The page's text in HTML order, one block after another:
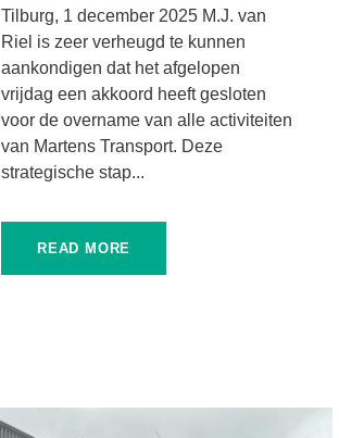
Tilburg, 1 december 2025 M.J. van
Riel is zeer verheugd te kunnen
aankondigen dat het afgelopen
vrijdag een akkoord heeft gesloten
voor de overname van alle activiteiten
van Martens Transport. Deze
strategische stap...
READ MORE